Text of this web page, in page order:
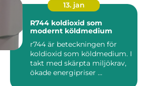
13. jan
R744 koldioxid som
modernt köldmedium
r744 är beteckningen för
koldioxid som köldmedium. I
takt med skärpta miljökrav,
ökade energipriser ...